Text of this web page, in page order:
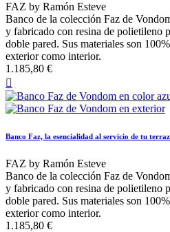
FAZ by Ramón Esteve
Banco de la colección Faz de
y fabricado con resina de polietileno
doble pared. Sus materiales son
exterior como interior.
1.185,80 €

Banco Faz, la esencialidad al servicio de tu
FAZ by Ramón Esteve
Banco de la colección Faz de
y fabricado con resina de polietileno
doble pared. Sus materiales son
exterior como interior.
1.185,80 €